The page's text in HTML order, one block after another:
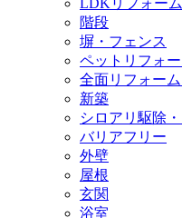
LDKリフォーム
階段
塀・フェンス
ペットリフォ
全面リフォー
新築
シロアリ駆除
バリアフリー
外壁
屋根
玄関
浴室